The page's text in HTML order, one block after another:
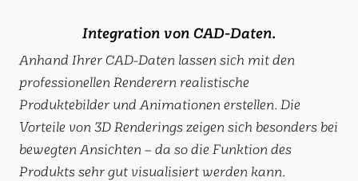
Integration von CAD-Daten.
Anhand Ihrer CAD-Daten lassen sich mit den
professionellen Renderern realistische
Produktebilder und Animationen erstellen. Die
Vorteile von 3D Renderings zeigen sich besonders bei
bewegten Ansichten – da so die Funktion des
Produkts sehr gut visualisiert werden kann.